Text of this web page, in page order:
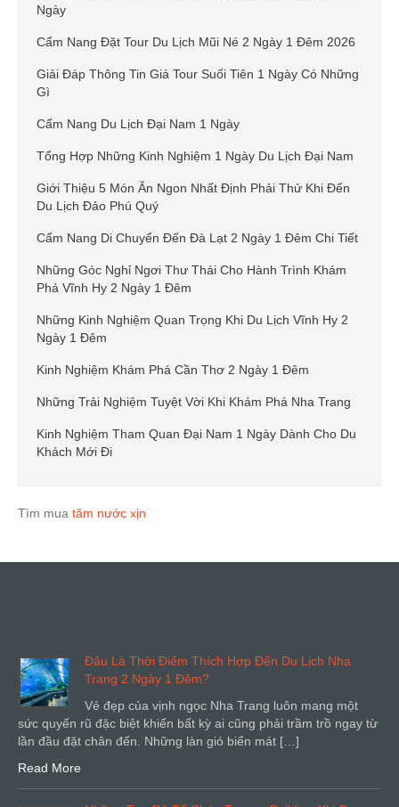
Ngày
Cẩm Nang Đặt Tour Du Lịch Mũi Né 2 Ngày 1 Đêm 2026
Giải Đáp Thông Tin Giá Tour Suối Tiên 1 Ngày Có Những
Gì
Cẩm Nang Du Lịch Đại Nam 1 Ngày
Tổng Hợp Những Kinh Nghiệm 1 Ngày Du Lịch Đại Nam
Giới Thiệu 5 Món Ăn Ngon Nhất Định Phải Thử Khi Đến
Du Lịch Đảo Phú Quý
Cẩm Nang Di Chuyển Đến Đà Lạt 2 Ngày 1 Đêm Chi Tiết
Những Góc Nghỉ Ngơi Thư Thái Cho Hành Trình Khám
Phá Vĩnh Hy 2 Ngày 1 Đêm
Những Kinh Nghiệm Quan Trọng Khi Du Lịch Vĩnh Hy 2
Ngày 1 Đêm
Kinh Nghiệm Khám Phá Cần Thơ 2 Ngày 1 Đêm
Những Trải Nghiệm Tuyệt Vời Khi Khám Phá Nha Trang
Kinh Nghiệm Tham Quan Đại Nam 1 Ngày Dành Cho Du
Khách Mới Đi
Tìm mua tăm nước xịn
Đâu Là Thời Điểm Thích Hợp Đến Du Lịch Nha
Trang 2 Ngày 1 Đêm?
Vẻ đẹp của vịnh ngọc Nha Trang luôn mang một
sức quyến rũ đặc biệt khiến bất kỳ ai cũng phải trầm trồ ngay từ
lần đầu đặt chân đến. Những làn gió biển mát […]
Read More